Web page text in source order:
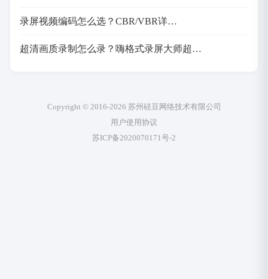
录屏视频编码怎么选？CBR/VBR详…
超清画质录制怎么录？嗨格式录屏大师超…
Copyright © 2016-2026 苏州硅豆网络技术有限公司
用户使用协议
苏ICP备2020070171号-2